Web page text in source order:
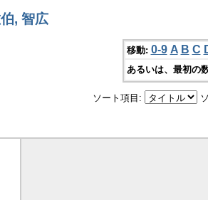
, 智広
移動: 0-9 A B C
あるいは、最初の
ソート項目: